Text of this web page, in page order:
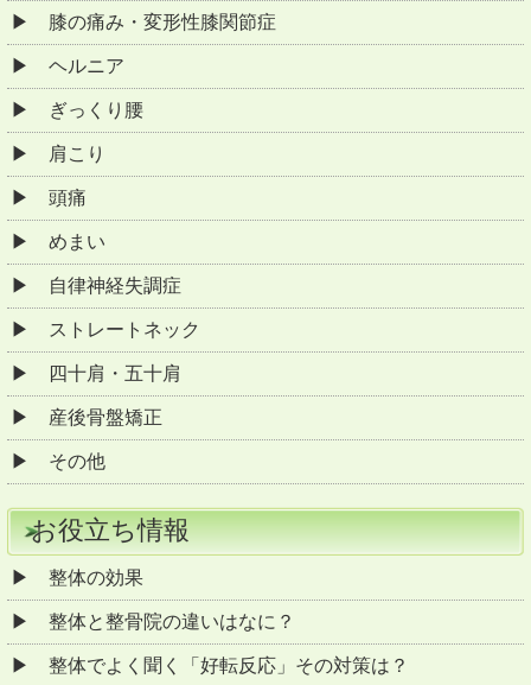
膝の痛み・変形性膝関節症
ヘルニア
ぎっくり腰
肩こり
頭痛
めまい
自律神経失調症
ストレートネック
四十肩・五十肩
産後骨盤矯正
その他
お役立ち情報
整体の効果
整体と整骨院の違いはなに？
整体でよく聞く「好転反応」その対策は？